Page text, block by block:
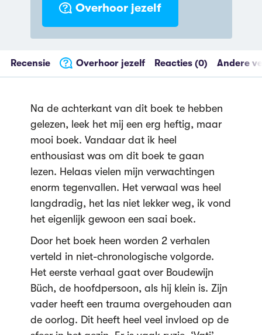
Overhoor jezelf
Recensie Overhoor jezelf Reacties (0) Andere
Na de achterkant van dit boek te hebben
gelezen, leek het mij een erg heftig, maar
mooi boek. Vandaar dat ik heel
enthousiast was om dit boek te gaan
lezen. Helaas vielen mijn verwachtingen
enorm tegenvallen. Het verwaal was heel
langdradig, het las niet lekker weg, ik vond
het eigenlijk gewoon een saai boek.
Door het boek heen worden 2 verhalen
verteld in niet-chronologische volgorde.
Het eerste verhaal gaat over Boudewijn
Büch, de hoofdpersoon, als hij klein is. Zijn
vader heeft een trauma overgehouden aan
de oorlog. Dit heeft heel veel invloed op de